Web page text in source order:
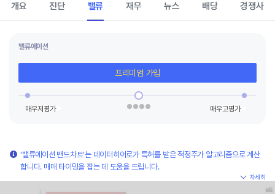
개요 진단 밸류 재무 뉴스 배당 경쟁사
밸류에이션
프리미엄 가입
'밸류에이션 밴드차트'는 데이터히어로가 특허를 받은 적정주가 알고리즘으로 계산
합니다. 매매 타이밍을 잡는 데 도움을 드립니다.
자세히